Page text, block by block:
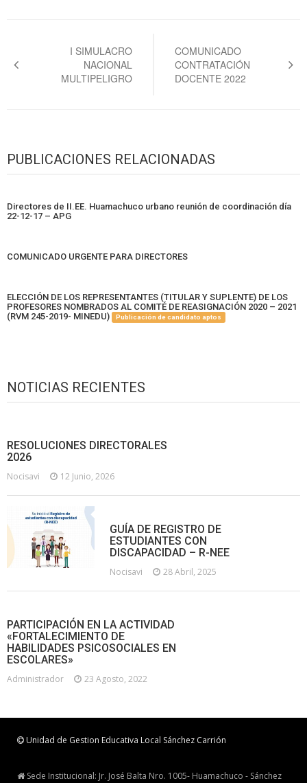
entradas
I SIMULACRO
NACIONAL
MULTIPELIGRO
COMUNICADO
CONTRATACIÓN
DOCENTE 2022
PUBLICACIONES RELACIONADAS
Directores de II.EE. Huamachuco urbano reunión de coordinación día
22-12-17 – APG
COMUNICADO URGENTE PARA DIRECTORES
ELECCIÓN DE LOS REPRESENTANTES (TITULAR Y SUPLENTE) DE LOS
PROFESORES NOMBRADOS AL COMITÉ DE REASIGNACIÓN 2020 – 2021
(RVM 245-2019- MINEDU)
Publicación de candidato aptos
NOTICIAS RECIENTES
RESOLUCIONES DIRECTORALES
2026
Nocisavi 12 Junio, 2026
GUÍA DE REGISTRO DE
ESTUDIANTES CON
DISCAPACIDAD – R-NEE
Nocisavi 28 Abril, 2025
PARTICIPACIÓN EN LA ACTIVIDAD
«FORTALECIMIENTO DE
HABILIDADES PSICOSOCIALES EN
ESCOLARES»
Administrador 23 Agosto, 2022
Unidad de Gestion Educativa Local Sánchez Carrión
Sede Institucional: Jr. José Balta Nro. 1005- Huamachuco - Sánchez